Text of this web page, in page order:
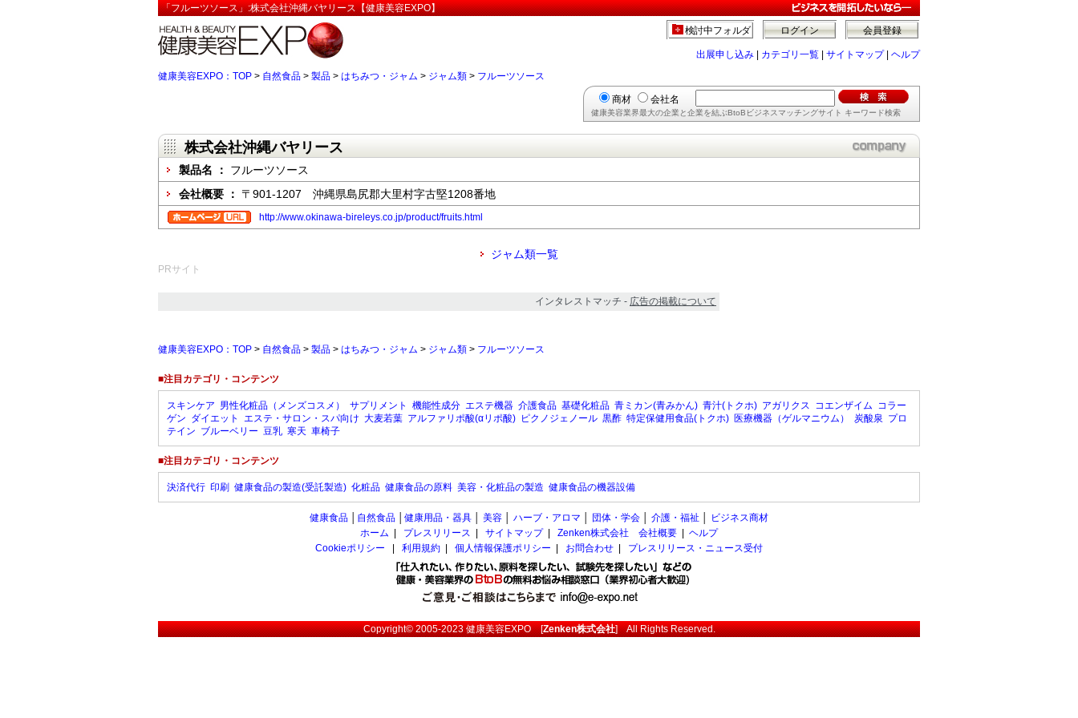
「フルーツソース」:株式会社沖縄バヤリース【健康美容EXPO】
会員登録
ログイン
検討中フォルダ
出展申し込み カテゴリ一覧 サイトマップ| ヘルプ
健康美容EXPO：TOP > 自然食品 > 製品 > はちみつ・ジャム > ジャム類 > フルーツソース
商材 会社名
健康美容業界最大の企業と企業を結ぶBtoBビジネスマッチングサイト キーワード検索
株式会社沖縄バヤリース
製品名 ： フルーツソース
会社概要 ： 〒901-1207 沖縄県島尻郡大里村字古堅1208番地
http://www.okinawa-bireleys.co.jp/product/fruits.html
ジャム類一覧
PRサイト
インタレストマッチ - 広告の掲載について
健康美容EXPO：TOP > 自然食品 > 製品 > はちみつ・ジャム > ジャム類 > フルーツソース
■注目カテゴリ・コンテンツ
スキンケア 男性化粧品（メンズコスメ） サプリメント 機能性成分 エステ機器 介護食品 基礎化粧品 青ミカン(青みかん) 青汁(トクホ) アガリクス コエンザイム コラー
ゲン ダイエット エステ・サロン・スパ向け 大麦若葉 アルファリポ酸(αリポ酸) ピクノジェノール 黒酢 特定保健用食品(トクホ) 医療機器（ゲルマニウム） 炭酸泉 プロ
テイン ブルーベリー 豆乳 寒天 車椅子
■注目カテゴリ・コンテンツ
決済代行 印刷 健康食品の製造(受託製造) 化粧品 健康食品の原料 美容・化粧品の製造 健康食品の機器設備
健康食品 自然食品 健康用品・器具 美容 ハーブ・アロマ 団体・学会 介護・福祉
ビジネス商材
ホーム
プレスリリース サイトマップ| Zenken株式会社 会社概要
ヘルプ
Cookieポリシー
利用規約 個人情報保護ポリシー お問合わせ プレスリリース・ニュース受付
Copyright© 2005-2023健康美容EXPO[Zenken株式会社] All Rights Reserved.